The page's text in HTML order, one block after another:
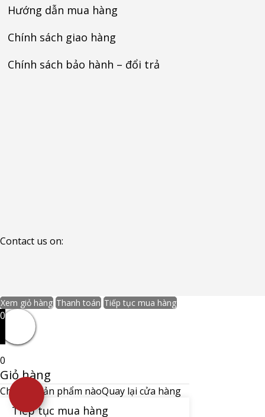
Hướng dẫn mua hàng
Chính sách giao hàng
Chính sách bảo hành – đổi trả
Contact us on:
Xem giỏ hàng Thanh toán Tiếp tục mua hàng
0
0
Giỏ hàng
Chưa có sản phẩm nàoQuay lại cửa hàng
Tiếp tục mua hàng